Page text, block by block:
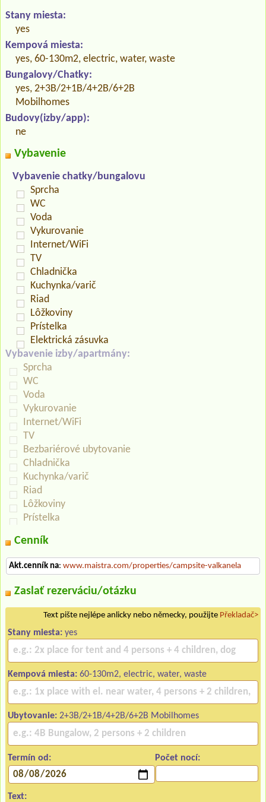
Stany miesta:
yes
Kempová miesta:
yes, 60-130m2, electric, water, waste
Bungalovy/Chatky:
yes, 2+3B/2+1B/4+2B/6+2B
Mobilhomes
Budovy(izby/app):
ne
Vybavenie
Vybavenie chatky/bungalovu
Sprcha
WC
Voda
Vykurovanie
Internet/WiFi
TV
Chladnička
Kuchynka/varič
Riad
Lôžkoviny
Prístelka
Elektrická zásuvka
Vybavenie izby/apartmány:
Sprcha
WC
Voda
Vykurovanie
Internet/WiFi
TV
Bezbariérové ubytovanie
Chladnička
Kuchynka/varič
Riad
Lôžkoviny
Prístelka
Cenník
Akt.cenník na: www.maistra.com/properties/campsite-valkanela
Zaslať rezerváciu/otázku
Text pište nejlépe anlicky nebo německy, použijte Překladač>
Stany miesta: yes
Kempová miesta: 60-130m2, electric, water, waste
Ubytovanie: 2+3B/2+1B/4+2B/6+2B Mobilhomes
Termín od: Počet nocí:
Text: